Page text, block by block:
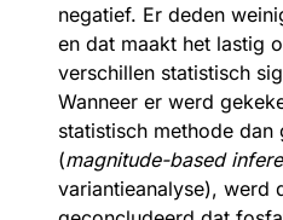
negatief. Er deden
en dat maakt het lastig
verschillen statistisch
Wanneer er werd
statistisch methode dan
(magnitude-based
variantieanalyse), werd